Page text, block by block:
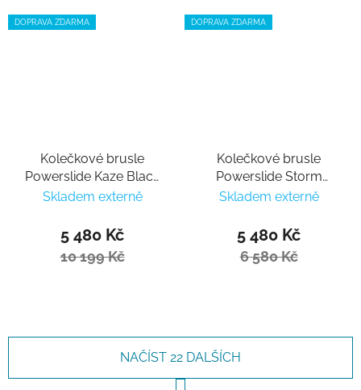
DOPRAVA ZDARMA
Kolečkové brusle
Powerslide Kaze Black
90 Trinity
Skladem externě
5 480 Kč
10 199 Kč
DOPRAVA ZDARMA
Kolečkové brusle
Powerslide Storm
Nicoly Pro 80
Skladem externě
5 480 Kč
6 580 Kč
NAČÍST 22 DALŠÍCH